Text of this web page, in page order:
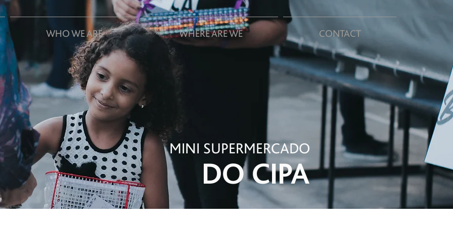
WHO WE ARE WHERE ARE WE CONTACT
MINI SUPERMERCADO
DO CIPA